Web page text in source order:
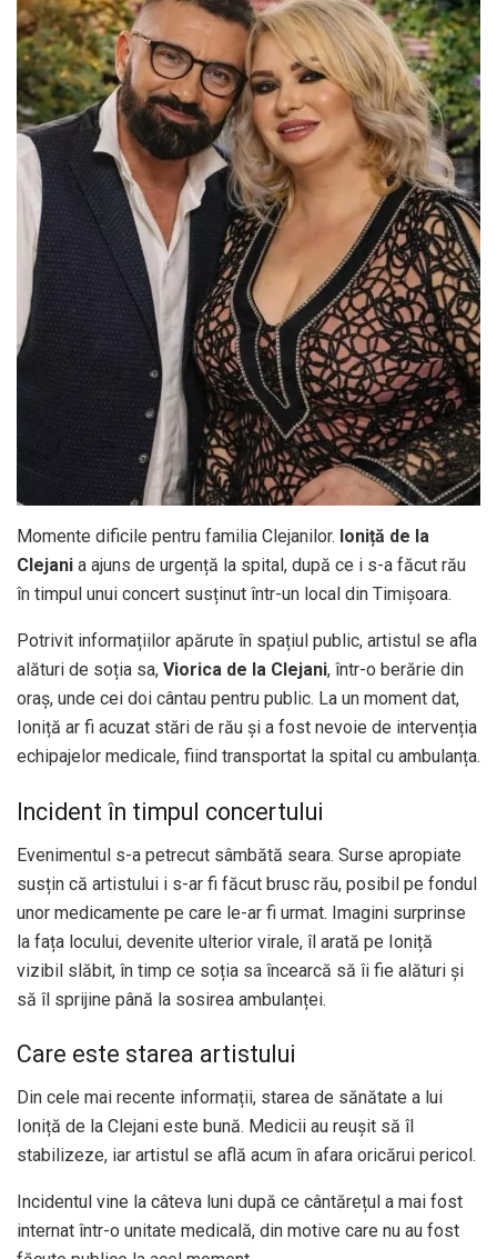
Momente dificile pentru familia Clejanilor. Ioniță de la
Clejani a ajuns de urgență la spital, după ce i s-a făcut rău
în timpul unui concert susținut într-un local din Timișoara.
Potrivit informațiilor apărute în spațiul public, artistul se afla
alături de soția sa, Viorica de la Clejani, într-o berărie din
oraș, unde cei doi cântau pentru public. La un moment dat,
Ioniță ar fi acuzat stări de rău și a fost nevoie de intervenția
echipajelor medicale, fiind transportat la spital cu ambulanța.
Incident în timpul concertului
Evenimentul s-a petrecut sâmbătă seara. Surse apropiate
susțin că artistului i s-ar fi făcut brusc rău, posibil pe fondul
unor medicamente pe care le-ar fi urmat. Imagini surprinse
la fața locului, devenite ulterior virale, îl arată pe Ioniță
vizibil slăbit, în timp ce soția sa încearcă să îi fie alături și
să îl sprijine până la sosirea ambulanței.
Care este starea artistului
Din cele mai recente informații, starea de sănătate a lui
Ioniță de la Clejani este bună. Medicii au reușit să îl
stabilizeze, iar artistul se află acum în afara oricărui pericol.
Incidentul vine la câteva luni după ce cântărețul a mai fost
internat într-o unitate medicală, din motive care nu au fost